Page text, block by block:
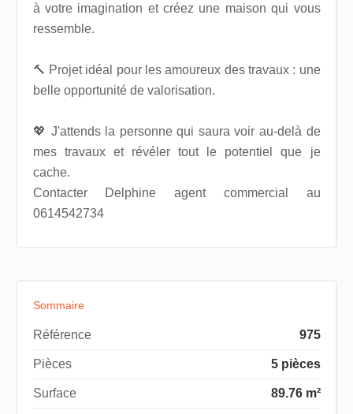
à votre imagination et créez une maison qui vous
ressemble.
🔨 Projet idéal pour les amoureux des travaux : une
belle opportunité de valorisation.
💖 J'attends la personne qui saura voir au-delà de
mes travaux et révéler tout le potentiel que je
cache.
Contacter Delphine agent commercial au
0614542734
Sommaire
Référence 975
Pièces 5 pièces
Surface 89.76 m²